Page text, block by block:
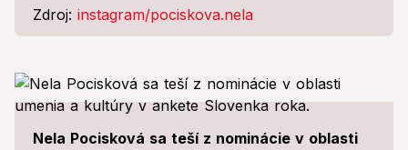
Zdroj: instagram/pociskova.nela
Nela Pocisková sa teší z nominácie v oblasti